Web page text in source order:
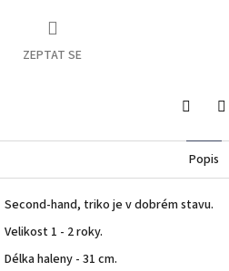
ZEPTAT SE
Popis
Second-hand, triko je v dobrém stavu.
Velikost 1 - 2 roky.
Délka haleny - 31 cm.